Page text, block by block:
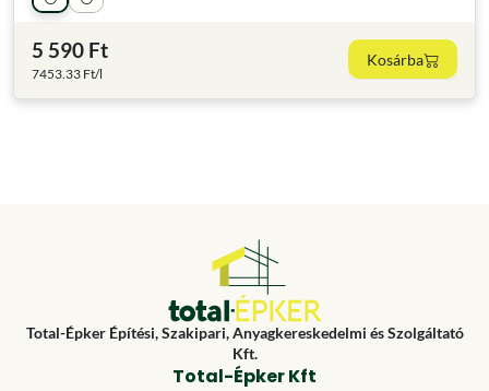
5 590 Ft
7453.33 Ft/l
Kosárba
Total-Épker Építési, Szakipari, Anyagkereskedelmi és Szolgáltató
Kft.
Total-Épker Kft